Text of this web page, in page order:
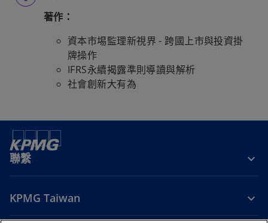
著作：
資本市埸監理新視界 - 跨國上市與投資掛
牌操作
IFRS永續揭露準則導讀與解析
社會創新大有為
聯繫
KPMG Taiwan